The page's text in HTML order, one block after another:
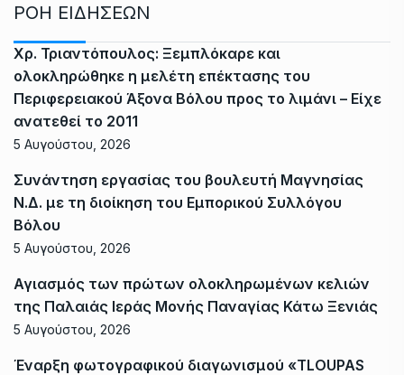
ΡΟΗ ΕΙΔΗΣΕΩΝ
Χρ. Τριαντόπουλος: Ξεμπλόκαρε και
ολοκληρώθηκε η μελέτη επέκτασης του
Περιφερειακού Άξονα Βόλου προς το λιμάνι – Είχε
ανατεθεί το 2011
5 Αυγούστου, 2026
Συνάντηση εργασίας του βουλευτή Μαγνησίας
Ν.Δ. με τη διοίκηση του Εμπορικού Συλλόγου
Βόλου
5 Αυγούστου, 2026
Αγιασμός των πρώτων ολοκληρωμένων κελιών
της Παλαιάς Ιεράς Μονής Παναγίας Κάτω Ξενιάς
5 Αυγούστου, 2026
Έναρξη φωτογραφικού διαγωνισμού «TLOUPAS